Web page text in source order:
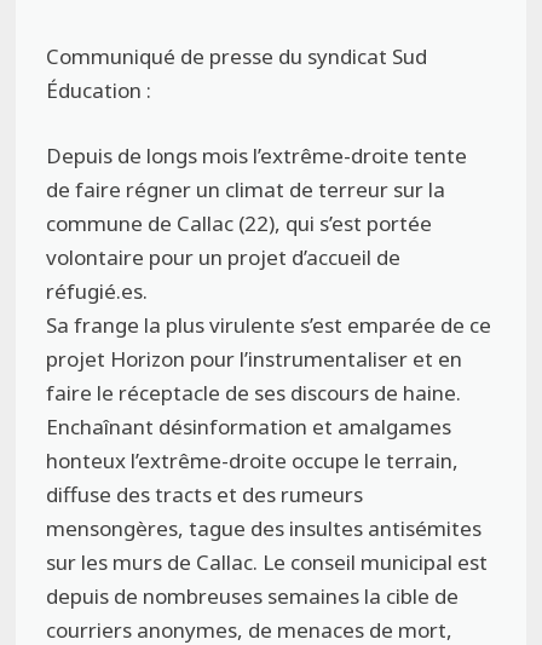
Communiqué de presse du syndicat Sud
Éducation :
Depuis de longs mois l’extrême-droite tente
de faire régner un climat de terreur sur la
commune de Callac (22), qui s’est portée
volontaire pour un projet d’accueil de
réfugié.es.
Sa frange la plus virulente s’est emparée de ce
projet Horizon pour l’instrumentaliser et en
faire le réceptacle de ses discours de haine.
Enchaînant désinformation et amalgames
honteux l’extrême-droite occupe le terrain,
diffuse des tracts et des rumeurs
mensongères, tague des insultes antisémites
sur les murs de Callac. Le conseil municipal est
depuis de nombreuses semaines la cible de
courriers anonymes, de menaces de mort,